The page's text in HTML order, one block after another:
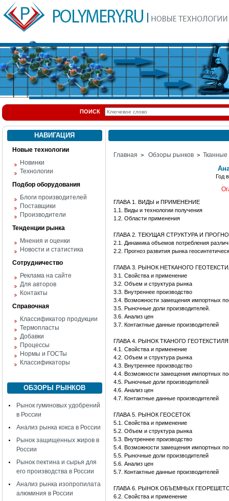
ПОИСК
НАВИГАЦИЯ
Новые технологии
Новинки
Технологии
Подбор оборудования
Блоги производителей
Поставщики
Производители
Тенденции рынка
Мнения и оценки
Новости и статистика
Сотрудничество
Реклама на сайте
Для авторов
Контакты
Справочная
Классификатор продукции
Термопласты
Добавки
Процессы
Нормы и ГОСТы
Классификаторы
ОБЗОРЫ РЫНКОВ
Рынок гуминовых удобрений
в России
Анализ рынка кокса в России
Рынок защищенных жиров в
России
Рынок пектина и сырья для
его производства в России
Анализ рынка изопропилата
алюминия в России
Главная > Обзоры рынков >
Год
ГЛАВА 1. ВИДЫ и ПРИМЕНЕНИЕ
1.1. Виды и технологии получения
1.2. Области применения
ГЛАВА 2. ТЕКУЩАЯ СТРУКТУРА И
2.1. Динамика объемов потребления
2.2. Прогноз развития рынка
ГЛАВА 3. РЫНОК НЕТКАНОГО
3.1. Свойства и применение
3.2. Объем и структура рынка
3.3. Внутреннее производство
3.4. Возможности замещения импортных
3.5. Рыночные доли производителей.
3.6. Анализ цен
3.7. Контактные данные производителей
ГЛАВА 4. РЫНОК ТКАНОГО ГЕОТЕКСТИЛЯ
4.1. Свойства и применение
4.2. Объем и структура рынка
4.3. Внутреннее производство
4.4. Возможности замещения импортных
4.5. Рыночные доли производителей
4.6. Анализ цен
4.7. Контактные данные производителей
ГЛАВА 5. РЫНОК ГЕОСЕТОК
5.1. Свойства и применение
5.2. Объем и структура рынка
5.3. Внутреннее производство
5.4. Возможности замещения импортных
5.5. Рыночные доли производителей
5.6. Анализ цен
5.7. Контактные данные производителей
ГЛАВА 6. РЫНОК ОБЪЕМНЫХ
6.2. Свойства и применение